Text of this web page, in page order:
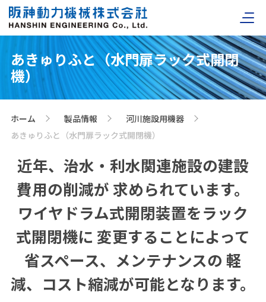
あきゅりふと（水門扉ラック式開閉
機）
ホーム 製品情報 河川施設用機器
あきゅりふと（水門扉ラック式開閉機）
近年、治水・利水関連施設の建設
費用の削減が求められています。
ワイヤドラム式開閉装置をラック
式開閉機に 変更することによって
省スペース、メンテナンスの 軽
減、コスト縮減が可能となります。